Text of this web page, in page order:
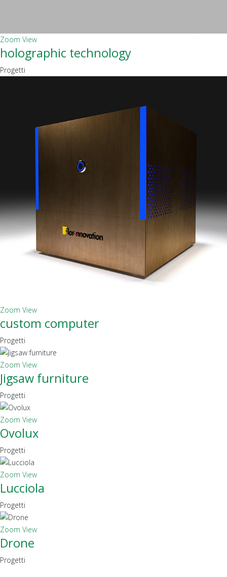
Zoom View
holographic technology
Progetti
Zoom View
custom computer
Progetti
Zoom View
Jigsaw furniture
Progetti
Zoom View
Ovolux
Progetti
Zoom View
Lucciola
Progetti
Zoom View
Drone
Progetti